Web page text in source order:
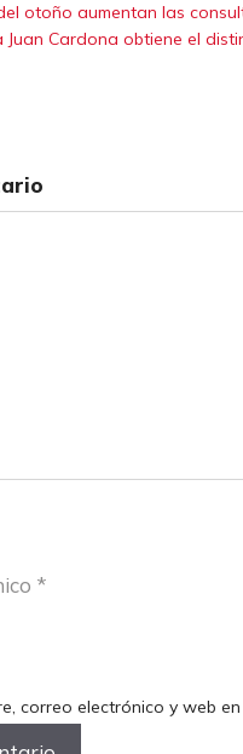
otoño aumentan las
Juan Cardona obtiene el
correo electrónico y web